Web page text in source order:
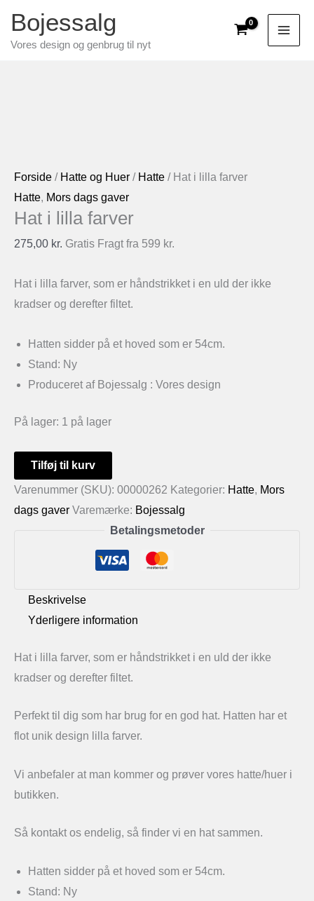
indholdet
Bojessalg
Vores design og genbrug til nyt
Forside / Hatte og Huer / Hatte / Hat i lilla farver
Hatte, Mors dags gaver
Hat i lilla farver
275,00 kr. Gratis Fragt fra 599 kr.
Hat i lilla farver, som er håndstrikket i en uld der ikke
kradser og derefter filtet.
Hatten sidder på et hoved som er 54cm.
Stand: Ny
Produceret af Bojessalg : Vores design
På lager: 1 på lager
i
Tilføj til kurv
Varenummer (SKU): 00000262 Kategorier: Hatte, Mors
dags gaver Varemærke: Bojessalg
Betalingsmetoder
Beskrivelse
Yderligere information
Hat i lilla farver, som er håndstrikket i en uld der ikke
kradser og derefter filtet.
Perfekt til dig som har brug for en god hat. Hatten har et
flot unik design lilla farver.
Vi anbefaler at man kommer og prøver vores hatte/huer i
butikken.
Så kontakt os endelig, så finder vi en hat sammen.
Hatten sidder på et hoved som er 54cm.
Stand: Ny